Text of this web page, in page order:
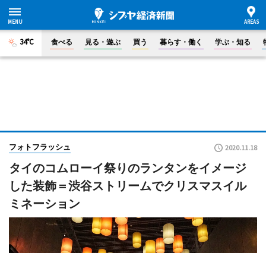
34°C 食べる 見る・遊ぶ 買う 暮らす・働く 学ぶ・知る
フォトフラッシュ 2020.11.18
タイのコムローイ祭りのランタンをイメージ
した装飾＝渋谷ストリームでクリスマスイル
ミネーション